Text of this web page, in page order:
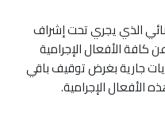
الذي يجري تحت إشراف
كافة الأفعال الإجرامية
جارية بغرض توقيف باقي
الأفعال الإجرامية.